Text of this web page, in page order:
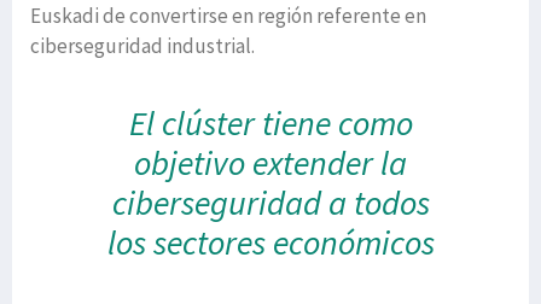
Euskadi de convertirse en región referente en
ciberseguridad industrial.
El clúster tiene como
objetivo extender la
ciberseguridad a todos
los sectores económicos